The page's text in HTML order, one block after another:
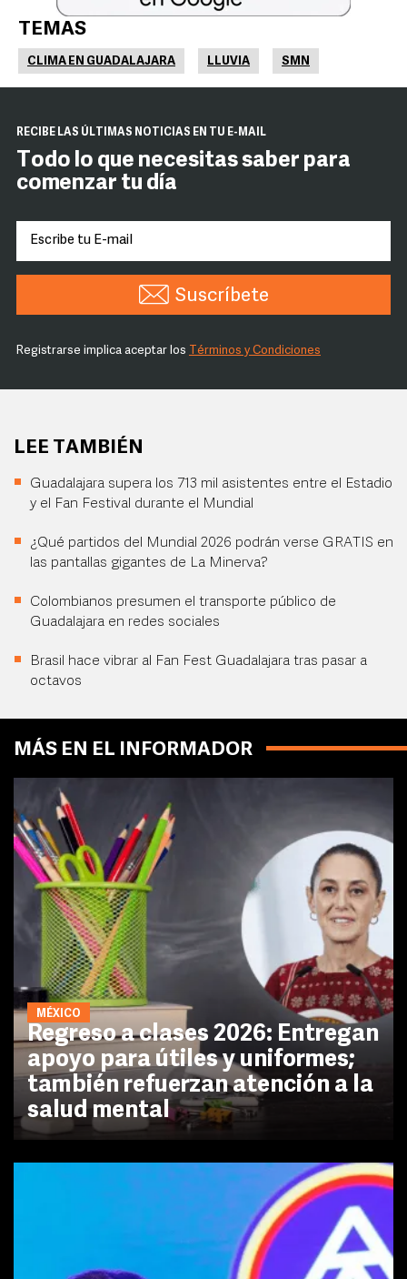
TEMAS
CLIMA EN GUADALAJARA LLUVIA SMN
RECIBE LAS ÚLTIMAS NOTICIAS EN TU E-MAIL
Todo lo que necesitas saber para
comenzar tu día
Suscríbete
Registrarse implica aceptar los Términos y Condiciones
LEE TAMBIÉN
Guadalajara supera los 713 mil asistentes entre el Estadio
y el Fan Festival durante el Mundial
¿Qué partidos del Mundial 2026 podrán verse GRATIS en
las pantallas gigantes de La Minerva?
Colombianos presumen el transporte público de
Guadalajara en redes sociales
Brasil hace vibrar al Fan Fest Guadalajara tras pasar a
octavos
MÁS EN EL INFORMADOR
MÉXICO
Regreso a clases 2026: Entregan
apoyo para útiles y uniformes;
también refuerzan atención a la
salud mental